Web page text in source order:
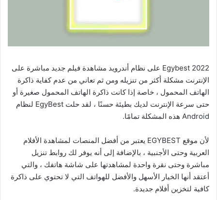
Egybest 2022 على نظام أندرويد مشاهدة فيلم جديد مباشرة على
الإنترنت مشكلة أكثر من تنزيله ومن ثم تعاني من عدم كفاية ذاكرة
الهاتف المحمول ، خاصة إذا كانت ذاكرة الهاتف المحمول صغيرة أو
حتى سرعة الإنترنت لديك بطيئة حسنًا ، لقد حلت EgyBest لنظام
Android هذه المشكلة تمامًا.
لأن موقع EGYBEST يعتبر من أفضل المنصات لمشاهدة الأفلام
العربية وحتى الأجنبية ، بالإضافة إلى أنه يوفر لك روابط تنزيل
مباشرة وحتى نقرة واحدة لمشاهدتها على شاشة هاتفك ، والتي
أعتقد أنها الخيار الأسهل والأفضل للهواتف التي لا تحتوي على ذاكرة
كافية لتخزين أفلام جديدة.